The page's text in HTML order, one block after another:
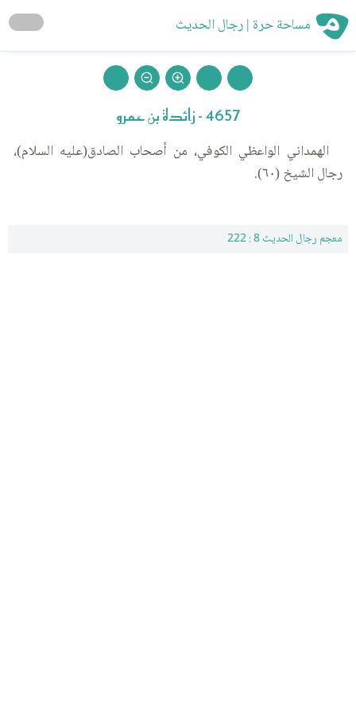
مساحة حرة | رجال الحديث
4657 - زائدة بن عمرو
الهمداني الواعظي الكوفي، من أصحاب الصادق(عليه السلام)،
رجال الشيخ (٦٠).
معجم رجال الحديث 8 : 222